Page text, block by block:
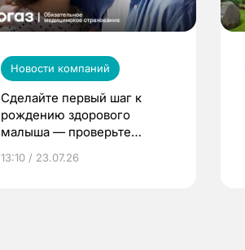
Новости компаний
Сделайте первый шаг к
рождению здорового
малыша — проверьте
по ОМС!
13:10 / 23.07.26